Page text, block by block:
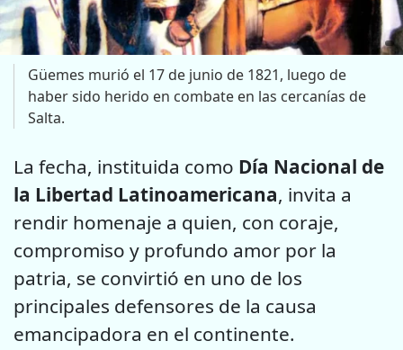
Güemes murió el 17 de junio de 1821, luego de
haber sido herido en combate en las cercanías de
Salta.
La fecha, instituida como Día Nacional de
la Libertad Latinoamericana, invita a
rendir homenaje a quien, con coraje,
compromiso y profundo amor por la
patria, se convirtió en uno de los
principales defensores de la causa
emancipadora en el continente.